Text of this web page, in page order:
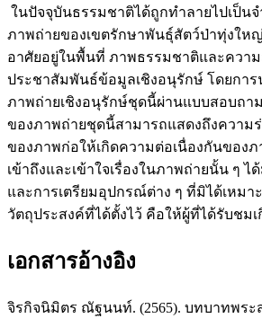
ในปัจจุบันธรรมชาติได้ถูกทำลายไปเป็น
ภาพถ่ายของเขตรักษาพันธุ์สัตว์ป่าทุ่งให
อาศัยอยู่ในพื้นที่ ภาพธรรมชาติและความ
ประชาสัมพันธ์ข้อมูลเชิงอนุรักษ์ โดยการ
ภาพถ่ายเชิงอนุรักษ์ชุดนี้ผ่านแบบสอบถา
ของภาพถ่ายชุดนี้สามารถแสดงถึงความ
ของภาพก่อให้เกิดความต่อเนื่องกันของ
เข้าถึงและเข้าใจเรื่องในภาพถ่ายนั้น ๆ
และการเตรียมอุปกรณ์ต่าง ๆ ที่มิได้เหม
วัตถุประสงค์ที่ได้ตั้งไว้ คือให้ผู้ที่ได้รับช
เอกสารอ้างอิง
จิรกิจนิมิตร ณัฐนนท์. (2565). บทบาทพระ